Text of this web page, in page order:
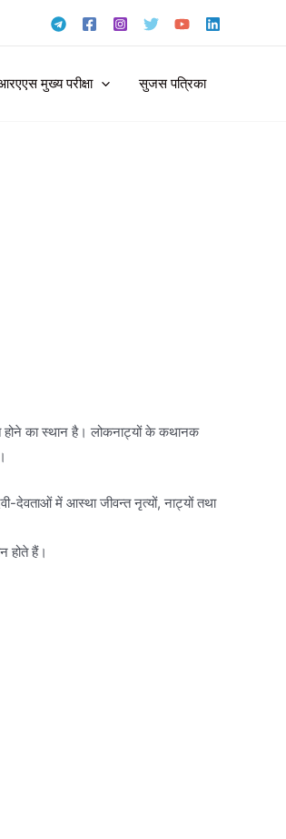
मुख्य परीक्षा सुजस पत्रिका
होने का स्थान है। लोकनाट्यों के कथानक
देवताओं में आस्था जीवन्त नृत्यों, नाट्यों तथा
होते हैं।